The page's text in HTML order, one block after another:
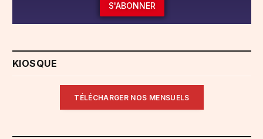
S'ABONNER
KIOSQUE
TÉLÉCHARGER NOS MENSUELS